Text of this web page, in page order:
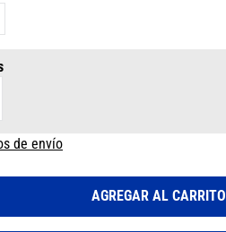
de envío
AGREGAR AL CARRITO